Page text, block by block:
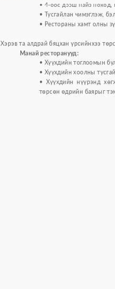
• 4-өөс дээш найз
• Тусгайлан чимэглэж,
• Рестораны хамт олны
Хэрэв та алдрай бяцхан үрсийнхээ
Манай ресторанууд:
• Хүүхдийн тоглоомын
• Хүүхдийн хоолны
• Хүүхдийн нүүрэнд
төрсөн өдрийн баярыг